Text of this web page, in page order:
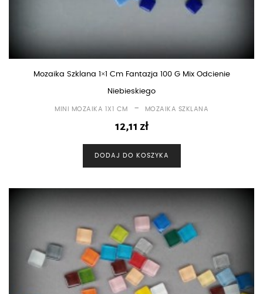
Mozaika Szklana 1×1 Cm Fantazja 100 G Mix Odcienie
Niebieskiego
MINI MOZAIKA 1X1 CM - MOZAIKA SZKLANA
12,11 zł
DODAJ DO KOSZYKA